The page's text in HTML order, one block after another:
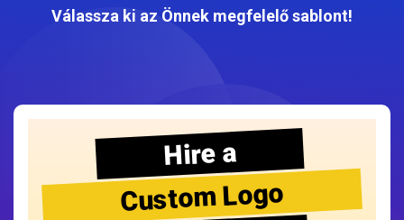
Válassza ki az Önnek megfelelő sablont!
Hire a
Custom Logo